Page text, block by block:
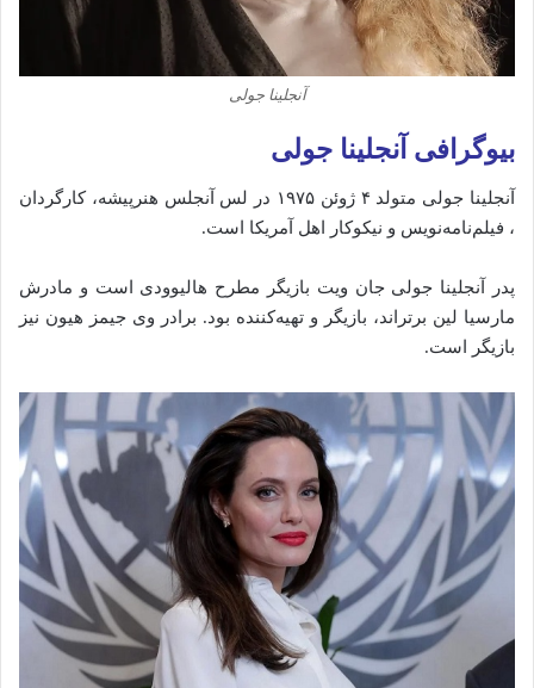
آنجلینا جولی
بیوگرافی آنجلینا جولی
آنجلینا جولی متولد ۴ ژوئن ۱۹۷۵ در لس آنجلس هنرپیشه، کارگردان
، فیلم‌نامه‌نویس و نیکوکار اهل آمریکا است.
پدر آنجلینا جولی جان ویت بازیگر مطرح هالیوودی است و مادرش
مارسیا لین برتراند، بازیگر و تهیه‌کننده بود. برادر وی جیمز هیون نیز
بازیگر است.